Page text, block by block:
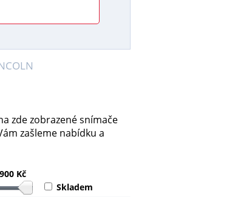
zde zobrazené snímače
zašleme nabídku a
900 Kč
Skladem